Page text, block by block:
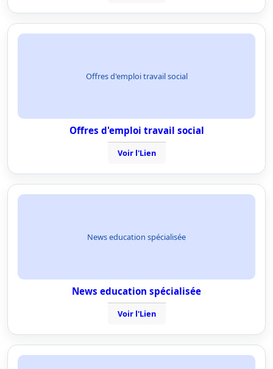
Offres d'emploi travail social
Offres d'emploi travail social
Voir l'Lien
News education spécialisée
News education spécialisée
Voir l'Lien